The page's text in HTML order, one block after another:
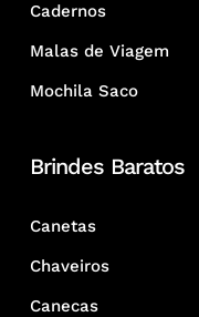
Cadernos
Malas de Viagem
Mochila Saco
Brindes Baratos
Canetas
Chaveiros
Canecas